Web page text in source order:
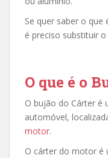
Se quer saber o
é preciso substituir
O que é o
O bujão do Cárter é
automóvel,
motor.
O cárter do motor é